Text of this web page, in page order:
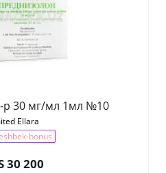
р 30 мг/мл 1мл №10
Ellara
bonus
30 200